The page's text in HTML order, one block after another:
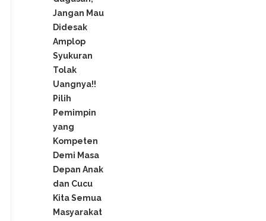
Jangan Mau
Didesak
Amplop
Syukuran
Tolak
Uangnya!!
Pilih
Pemimpin
yang
Kompeten
Demi Masa
Depan Anak
dan Cucu
Kita Semua
Masyarakat